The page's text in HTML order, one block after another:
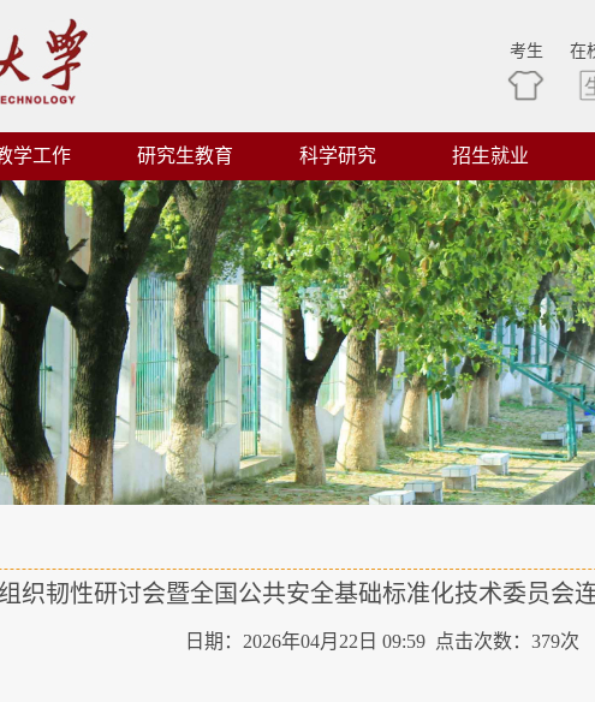
考生 在
学工作 研究生教育 科学研究 招生就业
织韧性研讨会暨全国公共安全基础标准化技术委员会
日期：2026年04月22日 09:59 点击次数： 379次